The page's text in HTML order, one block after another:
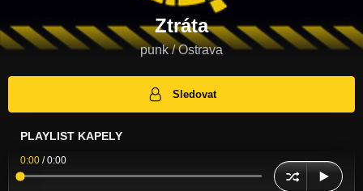
Ztráta
punk / Ostrava
Sledovat
PLAYLIST KAPELY
0:00 /0:00